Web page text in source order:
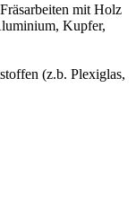
mit Holz
Kupfer,
(z.b. Plexiglas,